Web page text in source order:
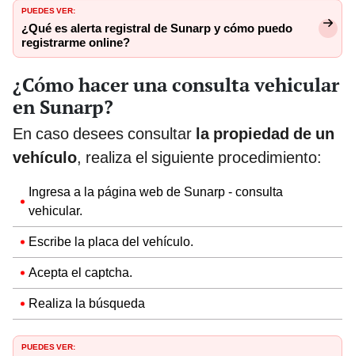
PUEDES VER:
¿Qué es alerta registral de Sunarp y cómo puedo
registrarme online?
¿Cómo hacer una consulta vehicular
en Sunarp?
En caso desees consultar la propiedad de un
vehículo, realiza el siguiente procedimiento:
Ingresa a la página web de Sunarp - consulta
vehicular.
Escribe la placa del vehículo.
Acepta el captcha.
Realiza la búsqueda
PUEDES VER: